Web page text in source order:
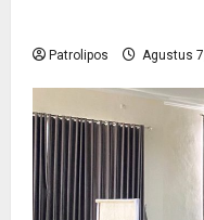
Patrolipos Agustus